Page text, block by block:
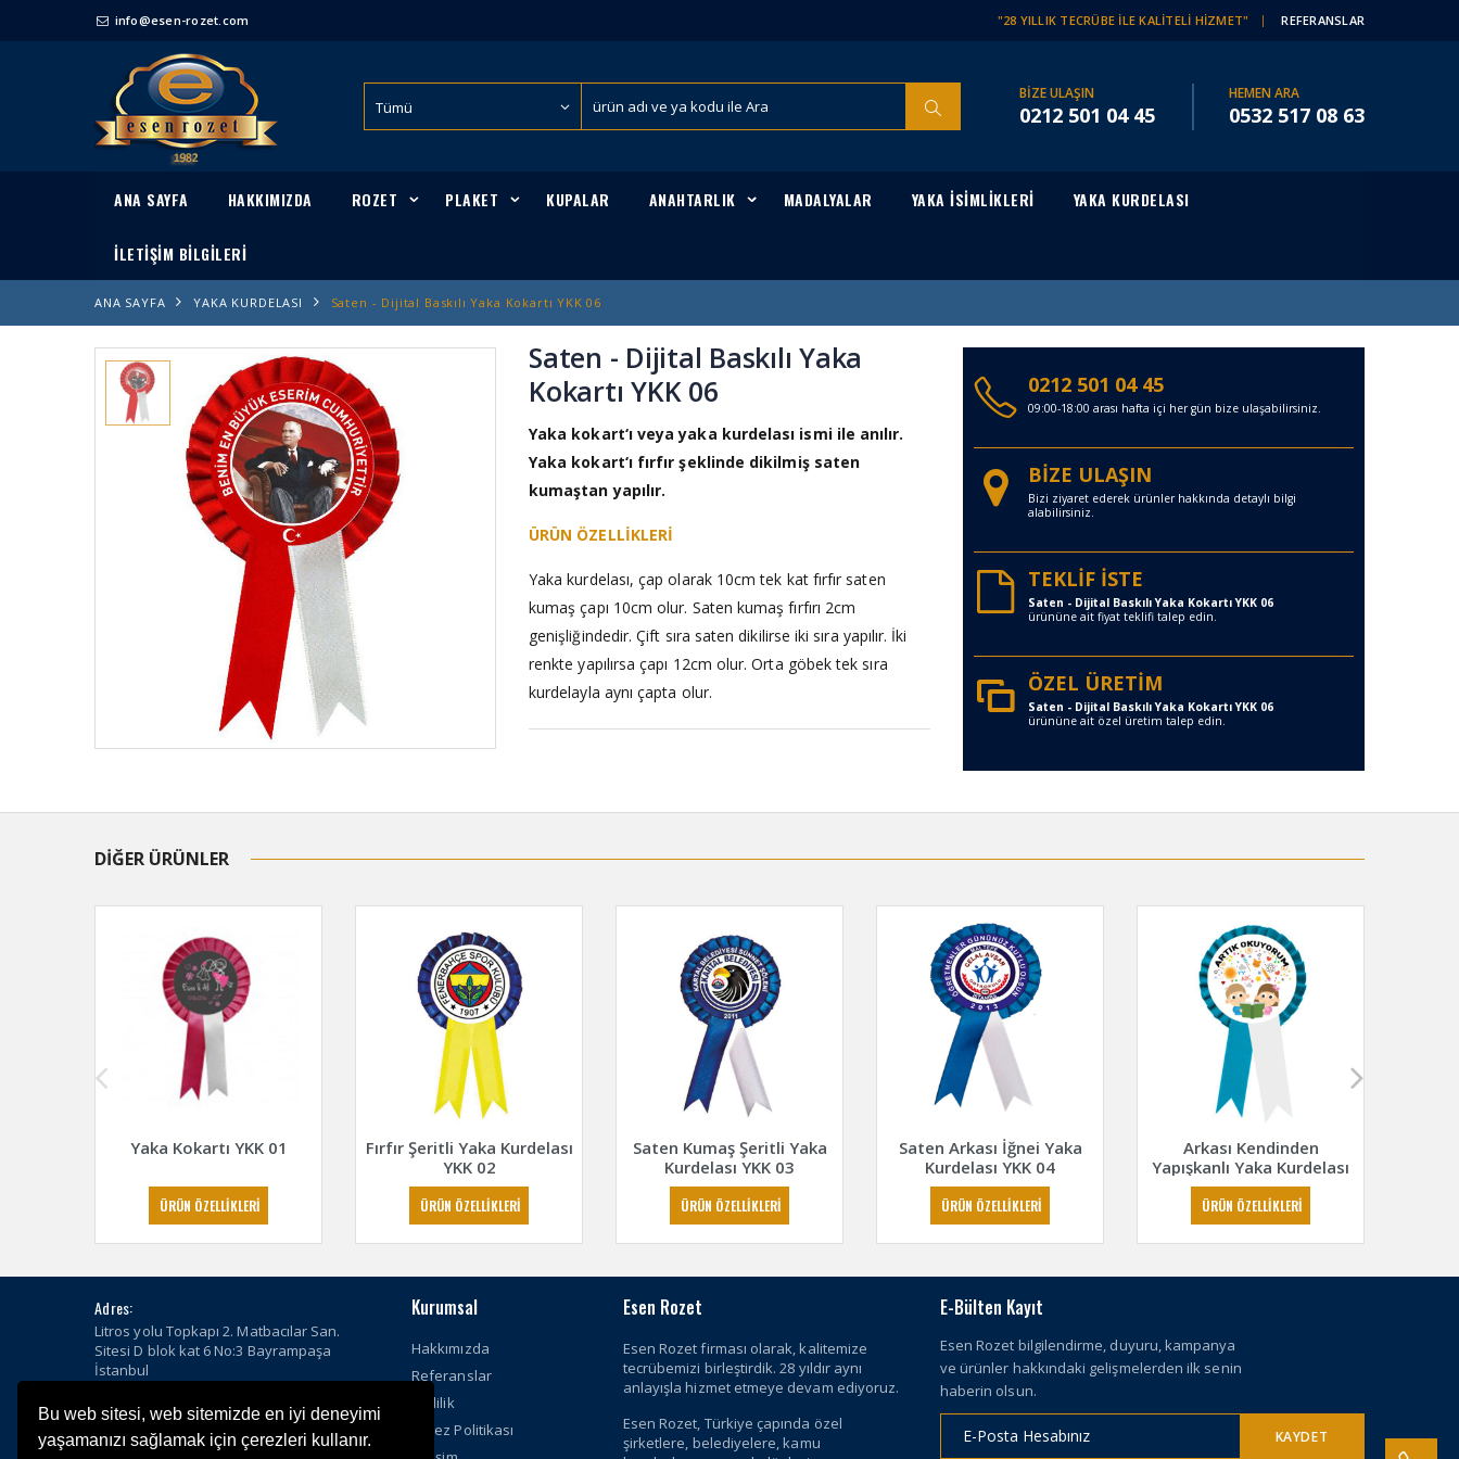
Bu web sitesi, web sitemizde en iyi deneyimi
yaşamanızı sağlamak için çerezleri kullanır.
info@esen-rozet.com "28 YILLIK TECRÜBE İLE KALİTELİ HİZMET" REFERANSLAR
BİZE ULAŞIN
0212 501 04 45
HEMEN ARA
0532 517 08 63
ANA SAYFA HAKKIMIZDA ROZET PLAKET KUPALAR ANAHTARLIK MADALYALAR YAKA İSİMLİKLERİ YAKA KURDELASI
İLETİŞİM BİLGİLERİ
ANA SAYFA YAKA KURDELASI Saten - Dijital Baskılı Yaka Kokartı YKK 06
Saten - Dijital Baskılı Yaka
Kokartı YKK 06
Yaka kokart‘ı veya yaka kurdelası ismi ile anılır.
Yaka kokart‘ı fırfır şeklinde dikilmiş saten
kumaştan yapılır.
ÜRÜN ÖZELLİKLERİ
Yaka kurdelası, çap olarak 10cm tek kat fırfır saten
kumaş çapı 10cm olur. Saten kumaş fırfırı 2cm
genişliğindedir. Çift sıra saten dikilirse iki sıra yapılır. İki
renkte yapılırsa çapı 12cm olur. Orta göbek tek sıra
kurdelayla aynı çapta olur.
0212 501 04 45
09:00-18:00 arası hafta içi her gün bize ulaşabilirsiniz.
BİZE ULAŞIN
Bizi ziyaret ederek ürünler hakkında detaylı bilgi
alabilirsiniz.
TEKLİF İSTE
Saten - Dijital Baskılı Yaka Kokartı YKK 06
ürününe ait fiyat teklifi talep edin.
ÖZEL ÜRETİM
Saten - Dijital Baskılı Yaka Kokartı YKK 06
ürününe ait özel üretim talep edin.
DİĞER ÜRÜNLER
Yaka Kokartı YKK 01
ÜRÜN ÖZELLİKLERİ
Fırfır Şeritli Yaka Kurdelası
YKK 02
ÜRÜN ÖZELLİKLERİ
Saten Kumaş Şeritli Yaka
Kurdelası YKK 03
ÜRÜN ÖZELLİKLERİ
Saten Arkası İğnei Yaka
Kurdelası YKK 04
ÜRÜN ÖZELLİKLERİ
Arkası Kendinden
Yapışkanlı Yaka Kurdelası
YKK 05
ÜRÜN ÖZELLİKLERİ
Adres:
Litros yolu Topkapı 2. Matbacılar San.
Sitesi D blok kat 6 No:3 Bayrampaşa
İstanbul
0212 501 04 45
E-Posta:
Kurumsal
Hakkımızda
Referanslar
Gizlilik
Çerez Politikası
Esen Rozet
Esen Rozet firması olarak, kalitemize
tecrübemizi birleştirdik. 28 yıldır aynı
anlayışla hizmet etmeye devam ediyoruz.
Esen Rozet, Türkiye çapında özel
şirketlere, belediyelere, kamu
E-Bülten Kayıt
Esen Rozet bilgilendirme, duyuru, kampanya
ve ürünler hakkındaki gelişmelerden ilk senin
haberin olsun.
KAYDET